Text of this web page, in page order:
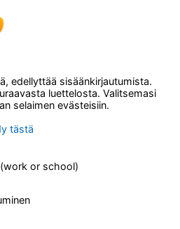
edellyttää sisäänkirjautumista.
luettelosta. Valitsemasi
selaimen evästeisiin.
tästä
or school)